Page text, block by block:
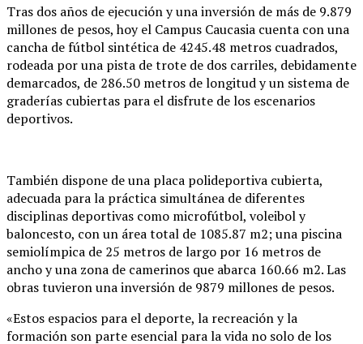
Tras dos años de ejecución y una inversión de más de 9.879
millones de pesos, hoy el Campus Caucasia cuenta con una
cancha de fútbol sintética de 4245.48 metros cuadrados,
rodeada por una pista de trote de dos carriles, debidamente
demarcados, de 286.50 metros de longitud y un sistema de
graderías cubiertas para el disfrute de los escenarios
deportivos.
También dispone de una placa polideportiva cubierta,
adecuada para la práctica simultánea de diferentes
disciplinas deportivas como microfútbol, voleibol y
baloncesto, con un área total de 1085.87 m2; una piscina
semiolímpica de 25 metros de largo por 16 metros de
ancho y una zona de camerinos que abarca 160.66 m2. Las
obras tuvieron una inversión de 9879 millones de pesos.
«Estos espacios para el deporte, la recreación y la
formación son parte esencial para la vida no solo de los